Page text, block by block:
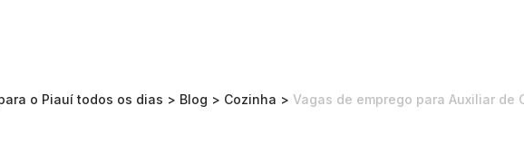
o Piauí todos os dias > Blog > Cozinha > Vagas de emprego para Auxiliar de Cozinha,